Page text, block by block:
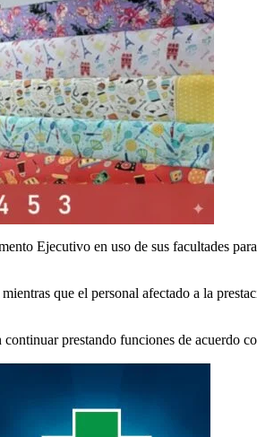
Ejecutivo en uso de sus facultades
que el personal afectado a la
prestando funciones de acuerdo